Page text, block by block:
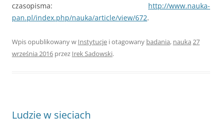
czasopisma: http://www.nauka-
pan.pl/index.php/nauka/article/view/672.
Wpis opublikowany w Instytucje i otagowany badania, nauka 27
września 2016 przez Irek Sadowski.
Ludzie w sieciach